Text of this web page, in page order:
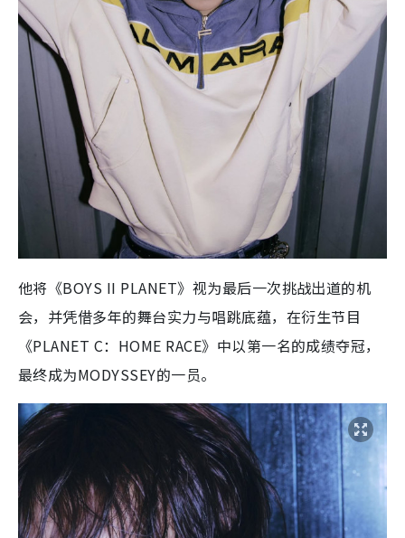
他将《BOYS II PLANET》视为最后一次挑战出道的机
会，并凭借多年的舞台实力与唱跳底蕴，在衍生节目
《PLANET C：HOME RACE》中以第一名的成绩夺冠，
最终成为MODYSSEY的一员。